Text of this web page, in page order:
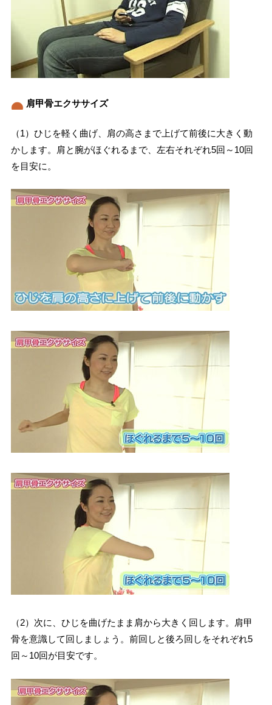
肩甲骨エクササイズ
（1）ひじを軽く曲げ、肩の高さまで上げて前後に大きく動
かします。肩と腕がほぐれるまで、左右それぞれ5回～10回
を目安に。
（2）次に、ひじを曲げたまま肩から大きく回します。肩甲
骨を意識して回しましょう。前回しと後ろ回しをそれぞれ5
回～10回が目安です。